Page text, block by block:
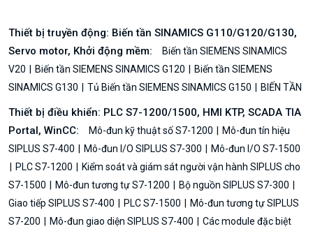
Thiết bị truyền động: Biến tần SINAMICS G110/G120/G130,
Servo motor, Khởi động mềm:
Biến tần SIEMENS SINAMICS
V20
Biến tần SIEMENS SINAMICS G120
Biến tần SIEMENS
SINAMICS G130
Tủ Biến tần SIEMENS SINAMICS G150 BIẾN TẦN
Thiết bị điều khiển: PLC S7-1200/1500, HMI KTP, SCADA TIA
Portal, WinCC:
Mô-đun kỹ thuật số S7-1200
Mô-đun tín hiệu
SIPLUS S7-400
Mô-đun I/O SIPLUS S7-300
Mô-đun I/O S7-1500
PLC S7-1200
Kiểm soát và giám sát người vận hành SIPLUS cho
S7-1500
Mô-đun tương tự S7-1200
Bộ nguồn SIPLUS S7-300
Giao tiếp SIPLUS S7-400
PLC S7-1500
Mô-đun tương tự SIPLUS
S7-200
Mô-đun giao diện SIPLUS S7-400
Các module đặc biệt